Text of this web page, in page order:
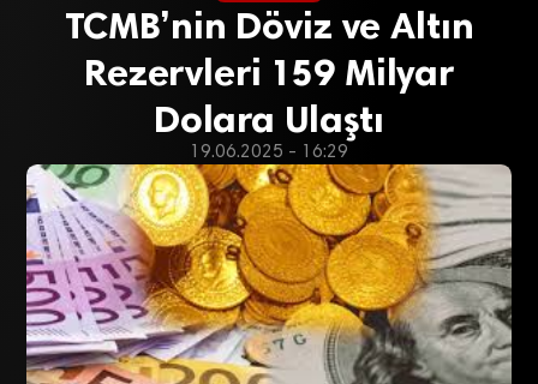
TCMB’nin Döviz ve Altın
Rezervleri 159 Milyar
Dolara Ulaştı
19.06.2025 - 16:29